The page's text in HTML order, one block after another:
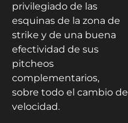
privilegiado de las
esquinas de la zona de
strike y de una buena
efectividad de sus
pitcheos
complementarios,
sobre todo el cambio de
velocidad.